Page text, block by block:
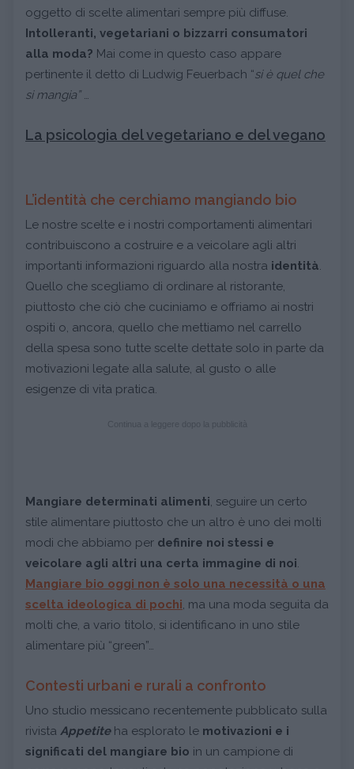
oggetto di scelte alimentari sempre più diffuse.
Intolleranti, vegetariani o bizzarri consumatori
alla moda? Mai come in questo caso appare
pertinente il detto di Ludwig Feuerbach “si è quel che
si mangia” …
La psicologia del vegetariano e del vegano
L’identità che cerchiamo mangiando bio
Le nostre scelte e i nostri comportamenti alimentari
contribuiscono a costruire e a veicolare agli altri
importanti informazioni riguardo alla nostra identità.
Quello che scegliamo di ordinare al ristorante,
piuttosto che ciò che cuciniamo e offriamo ai nostri
ospiti o, ancora, quello che mettiamo nel carrello
della spesa sono tutte scelte dettate solo in parte da
motivazioni legate alla salute, al gusto o alle
esigenze di vita pratica.
Mangiare determinati alimenti, seguire un certo
stile alimentare piuttosto che un altro è uno dei molti
modi che abbiamo per definire noi stessi e
veicolare agli altri una certa immagine di noi.
Mangiare bio oggi non è solo una necessità o una
scelta ideologica di pochi, ma una moda seguita da
molti che, a vario titolo, si identificano in uno stile
alimentare più “green”…
Contesti urbani e rurali a confronto
Uno studio messicano recentemente pubblicato sulla
rivista Appetiteha esplorato le motivazioni e i
significati del mangiare bio in un campione di